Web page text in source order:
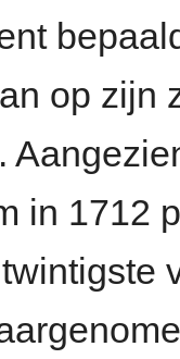
op zijn
in 1712